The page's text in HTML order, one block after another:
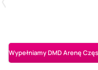
Wypełniamy DMD Arenę